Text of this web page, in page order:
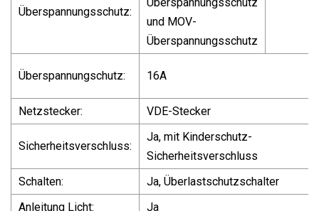
Überspannungsschutz:
und MOV-
Überspannungsschutz
Überspannungschutz: 16A
Netzstecker: VDE-Stecker
Sicherheitsverschluss:
Ja, mit Kinderschutz-
Sicherheitsverschluss
Schalten:
Ja, Überlastschutzschalter
Anleitung Licht:
Ja